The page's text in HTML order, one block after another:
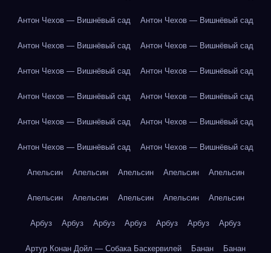
Антон Чехов — Вишнёвый сад Антон Чехов — Вишнёвый сад
Антон Чехов — Вишнёвый сад Антон Чехов — Вишнёвый сад
Антон Чехов — Вишнёвый сад Антон Чехов — Вишнёвый сад
Антон Чехов — Вишнёвый сад Антон Чехов — Вишнёвый сад
Антон Чехов — Вишнёвый сад Антон Чехов — Вишнёвый сад
Антон Чехов — Вишнёвый сад Антон Чехов — Вишнёвый сад
Апельсин Апельсин Апельсин Апельсин Апельсин
Апельсин Апельсин Апельсин Апельсин Апельсин
Арбуз Арбуз Арбуз Арбуз Арбуз Арбуз Арбуз
Артур Конан Дойл — Собака Баскервилей Банан Банан